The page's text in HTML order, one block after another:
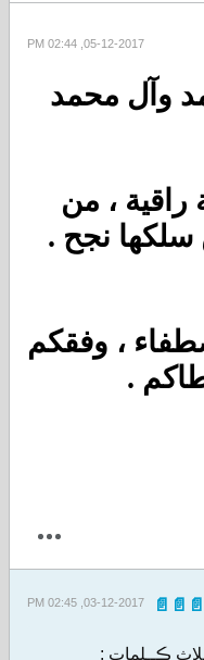
05-12-2017, 02:44 PM
وآل محمد
، من
سلكها نجح .
، وفقكم
.
03-12-2017, 02:45 PM
ڪــلمات :